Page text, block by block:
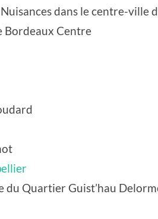
dans le centre-ville
Bordeaux Centre
du Quartier Guist’hau